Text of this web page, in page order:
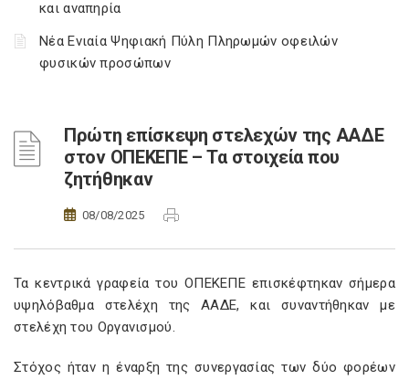
και αναπηρία
Νέα Ενιαία Ψηφιακή Πύλη Πληρωμών οφειλών
φυσικών προσώπων
Πρώτη επίσκεψη στελεχών της ΑΑΔΕ
στον ΟΠΕΚΕΠΕ – Τα στοιχεία που
ζητήθηκαν
08/08/2025
Τα κεντρικά γραφεία του ΟΠΕΚΕΠΕ επισκέφτηκαν σήμερα
υψηλόβαθμα στελέχη της ΑΑΔΕ, και συναντήθηκαν με
στελέχη του Οργανισμού.
Στόχος ήταν η έναρξη της συνεργασίας των δύο φορέων